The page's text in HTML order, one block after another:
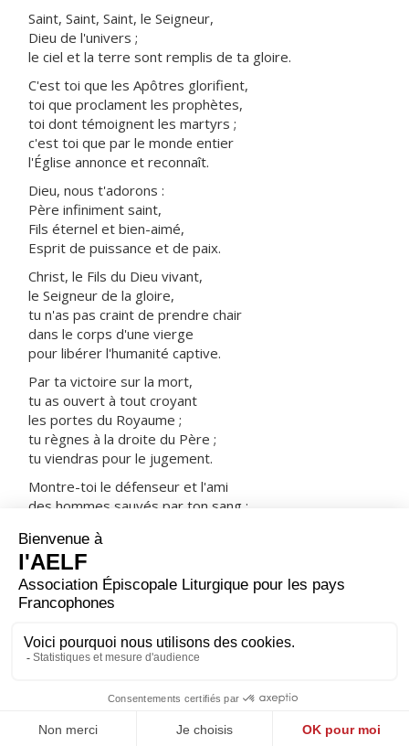
Saint, Saint, Saint, le Seigneur,
Dieu de l'univers ;
le ciel et la terre sont remplis de ta gloire.
C'est toi que les Apôtres glorifient,
toi que proclament les prophètes,
toi dont témoignent les martyrs ;
c'est toi que par le monde entier
l'Église annonce et reconnaît.
Dieu, nous t'adorons :
Père infiniment saint,
Fils éternel et bien-aimé,
Esprit de puissance et de paix.
Christ, le Fils du Dieu vivant,
le Seigneur de la gloire,
tu n'as pas craint de prendre chair
dans le corps d'une vierge
pour libérer l'humanité captive.
Par ta victoire sur la mort,
tu as ouvert à tout croyant
les portes du Royaume ;
tu règnes à la droite du Père ;
tu viendras pour le jugement.
Montre-toi le défenseur et l'ami
des hommes sauvés par ton sang :
dans ta joie et dans ta lumière.
ORAISON
Dieu tout-puissant, puisque saint Jacques fut le premier
ton Église de trouver dans son témoignage une force,
et dans sa protection un appui.